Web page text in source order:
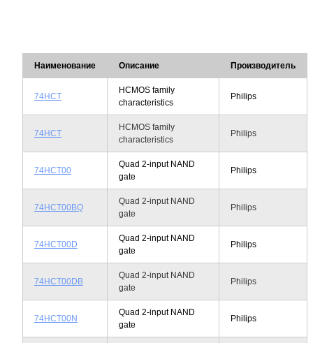
Наименование Описание Производитель
74HCT
HCMOS family
characteristics
Philips
74HCT
HCMOS family
characteristics
Philips
74HCT00
Quad 2-input NAND
gate
Philips
74HCT00BQ
Quad 2-input NAND
gate
Philips
74HCT00D
Quad 2-input NAND
gate
Philips
74HCT00DB
Quad 2-input NAND
gate
Philips
74HCT00N
Quad 2-input NAND
gate
Philips